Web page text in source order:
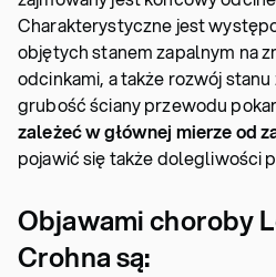
Charakterystyczne jest
objętych stanem zapalnym na
odcinkami, a także rozwój stanu
grubość ściany przewodu
zależeć w głównej mierze od
pojawić się także dolegliwości
Objawami choroby
Crohna są: